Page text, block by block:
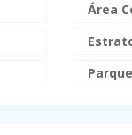
Área